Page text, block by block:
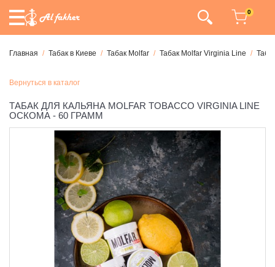
0
Главная Табак в Киеве Табак Molfar Табак Molfar Virginia Line
Вернуться в каталог
ТАБАК ДЛЯ КАЛЬЯНА MOLFAR TOBACCO VIRGINIA LINE
ОСКОМА - 60 ГРАММ